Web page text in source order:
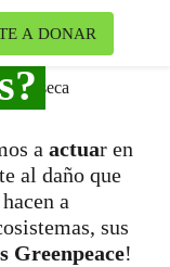
A DONAR
a actuar en
al daño que
a
sus
Greenpeace!